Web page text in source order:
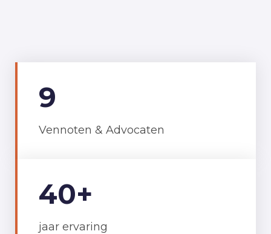
9
Vennoten & Advocaten
40+
jaar ervaring